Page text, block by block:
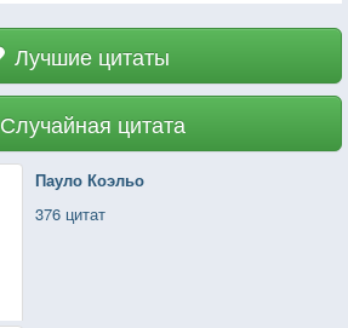
Лучшие цитаты
Случайная цитата
Пауло Коэльо
376 цитат